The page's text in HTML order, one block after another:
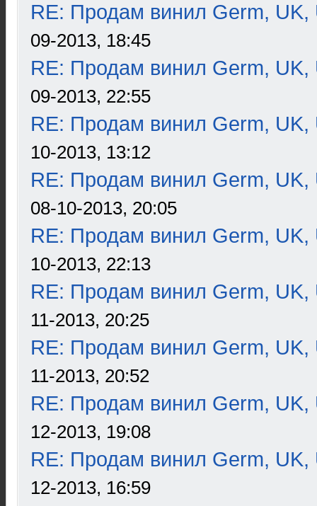
RE: Продам винил Germ, UK,
09-2013, 18:45
RE: Продам винил Germ, UK,
09-2013, 22:55
RE: Продам винил Germ, UK,
10-2013, 13:12
RE: Продам винил Germ, UK,
08-10-2013, 20:05
RE: Продам винил Germ, UK,
10-2013, 22:13
RE: Продам винил Germ, UK,
11-2013, 20:25
RE: Продам винил Germ, UK,
11-2013, 20:52
RE: Продам винил Germ, UK,
12-2013, 19:08
RE: Продам винил Germ, UK,
12-2013, 16:59